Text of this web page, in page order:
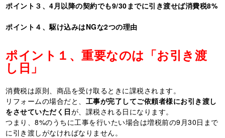
ポイント３、4月以降の契約でも9/30までに引き渡せば消費税8%
ポイント４、駆け込みはNGな2つの理由
ポイント１、重要なのは「お引き渡
し日」
消費税は原則、商品を受け取るときに課税されます。
リフォームの場合だと、 工事が完了してご依頼者様にお引き渡し
をさせていただく日が、課税される日になります。
つまり、8%のうちに工事を行いたい場合は増税前の9月30日まで
に引き渡しがなければなりません。